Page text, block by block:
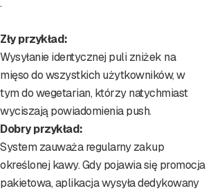
.
Zły przykład:
Wysyłanie identycznej puli zniżek na
mięso do wszystkich użytkowników, w
tym do wegetarian, którzy natychmiast
wyciszają powiadomienia push.
Dobry przykład:
System zauważa regularny zakup
określonej kawy. Gdy pojawia się promocja
pakietowa, aplikacja wysyła dedykowany